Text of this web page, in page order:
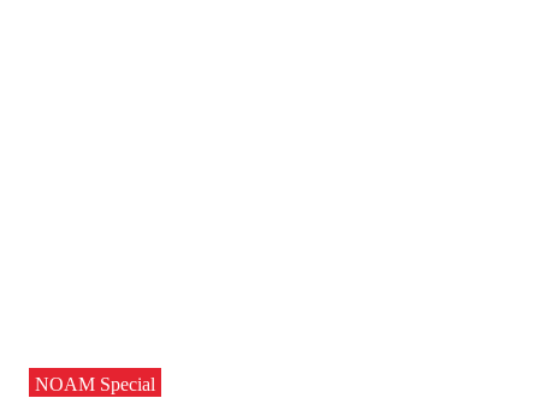
NOAM Special